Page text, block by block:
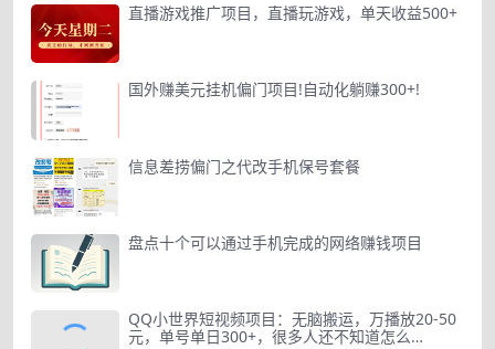
直播游戏推广项目，直播玩游戏，单天收益500+
国外赚美元挂机偏门项目!自动化躺赚300+!
信息差捞偏门之代改手机保号套餐
盘点十个可以通过手机完成的网络赚钱项目
QQ小世界短视频项目：无脑搬运，万播放20-50
元，单号单日300+，很多人还不知道怎么…